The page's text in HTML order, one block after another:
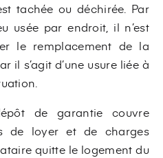
tachée ou déchirée. Par
usée par endroit, il n’est
le remplacement de la
il s’agit d’une usure liée à
de garantie couvre
de loyer et de charges
quitte le logement du